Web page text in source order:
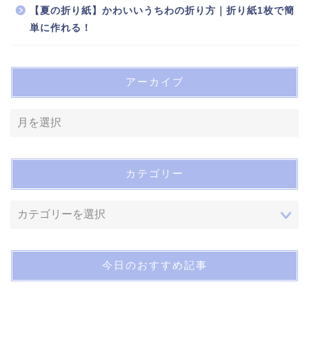
【夏の折り紙】かわいいうちわの折り方｜折り紙1枚で簡
単に作れる！
アーカイブ
カテゴリー
今日のおすすめ記事